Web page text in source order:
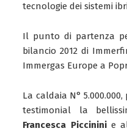
tecnologie dei sistemi
Il punto di partenza
bilancio 2012 di
Immergas Europe a
La caldaia N°
testimonial la
Francesca Piccininie